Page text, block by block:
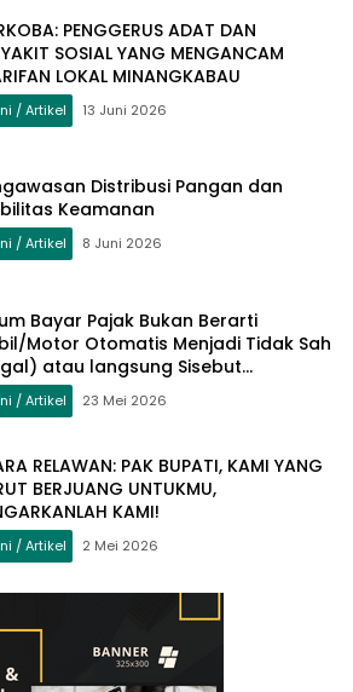
PENGGERUS ADAT DAN
SOSIAL YANG MENGANCAM
LOKAL MINANGKABAU
/ Artikel 13 Juni 2026
Distribusi Pangan dan
Keamanan
/ Artikel 8 Juni 2026
Bayar Pajak Bukan Berarti
Motor Otomatis Menjadi Tidak Sah
atau langsung Sisebut
Bodong
/ Artikel 23 Mei 2026
RELAWAN: PAK BUPATI, KAMI YANG
UNTUKMU,
KAMI!
/ Artikel 2 Mei 2026